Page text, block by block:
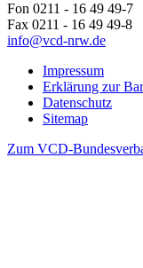
Fon 0211 - 16 49 49-7
Fax 0211 - 16 49 49-8
info@vcd-nrw.de
Impressum
Erklärung zur
Datenschutz
Sitemap
Zum VCD-